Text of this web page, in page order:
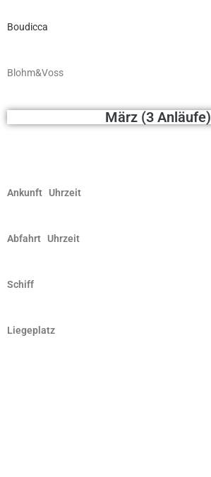
Boudicca
Blohm&Voss
März (3 Anläufe)
Ankunft Uhrzeit
Abfahrt Uhrzeit
Schiff
Liegeplatz